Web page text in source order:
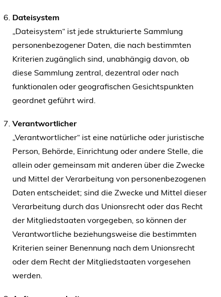
Dateisystem
„Dateisystem“ ist jede strukturierte Sammlung
personenbezogener Daten, die nach bestimmten
Kriterien zugänglich sind, unabhängig davon, ob
diese Sammlung zentral, dezentral oder nach
funktionalen oder geografischen Gesichtspunkten
geordnet geführt wird.
Verantwortlicher
„Verantwortlicher“ ist eine natürliche oder juristische
Person, Behörde, Einrichtung oder andere Stelle, die
allein oder gemeinsam mit anderen über die Zwecke
und Mittel der Verarbeitung von personenbezogenen
Daten entscheidet; sind die Zwecke und Mittel dieser
Verarbeitung durch das Unionsrecht oder das Recht
der Mitgliedstaaten vorgegeben, so können der
Verantwortliche beziehungsweise die bestimmten
Kriterien seiner Benennung nach dem Unionsrecht
oder dem Recht der Mitgliedstaaten vorgesehen
werden.